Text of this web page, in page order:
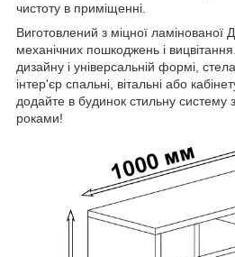
чистоту в приміщенні.
Виготовлений з міцної ламінованої
механічних пошкоджень і
дизайну і універсальній формі,
інтер'єр спальні, вітальні або
додайте в будинок стильну систему
роками!